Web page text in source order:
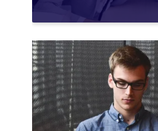
DUTREIL SUR LA
TRANSMISSION DES